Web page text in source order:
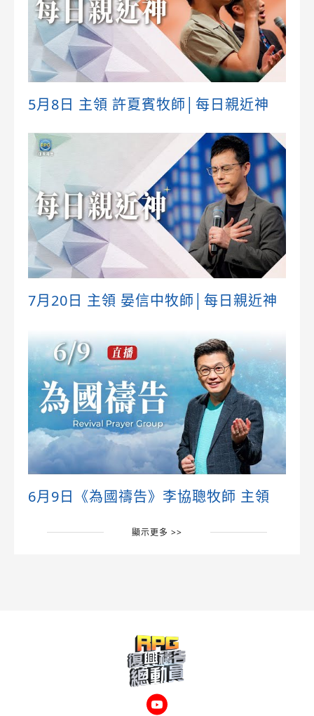
5月8日 主領 許夏賓牧師│每日親近神
7月20日 主領 晏信中牧師│每日親近神
6月9日《為國禱告》李協聰牧師 主領
顯示更多 >>